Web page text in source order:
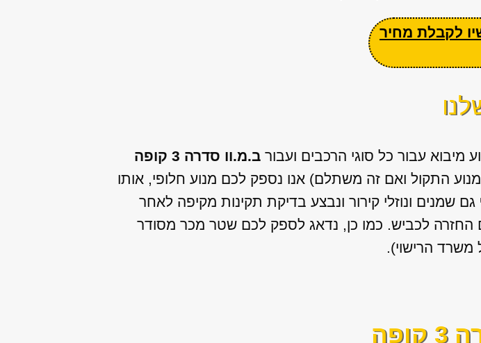
לקבלת מחיר
מיבוא עבור כל סוגי הרכבים ועבורב.מ.וו סדרה 3 קופה
התקול ואם זה משתלם) אנו נספק לכם מנוע חלופי, אותו
שמנים ונוזלי קירור ונבצע בדיקת תקינות מקיפה לאחר
החזרה לכביש. כמו כן, נדאג לספק לכם שטר מכר מסודר
הרישוי).